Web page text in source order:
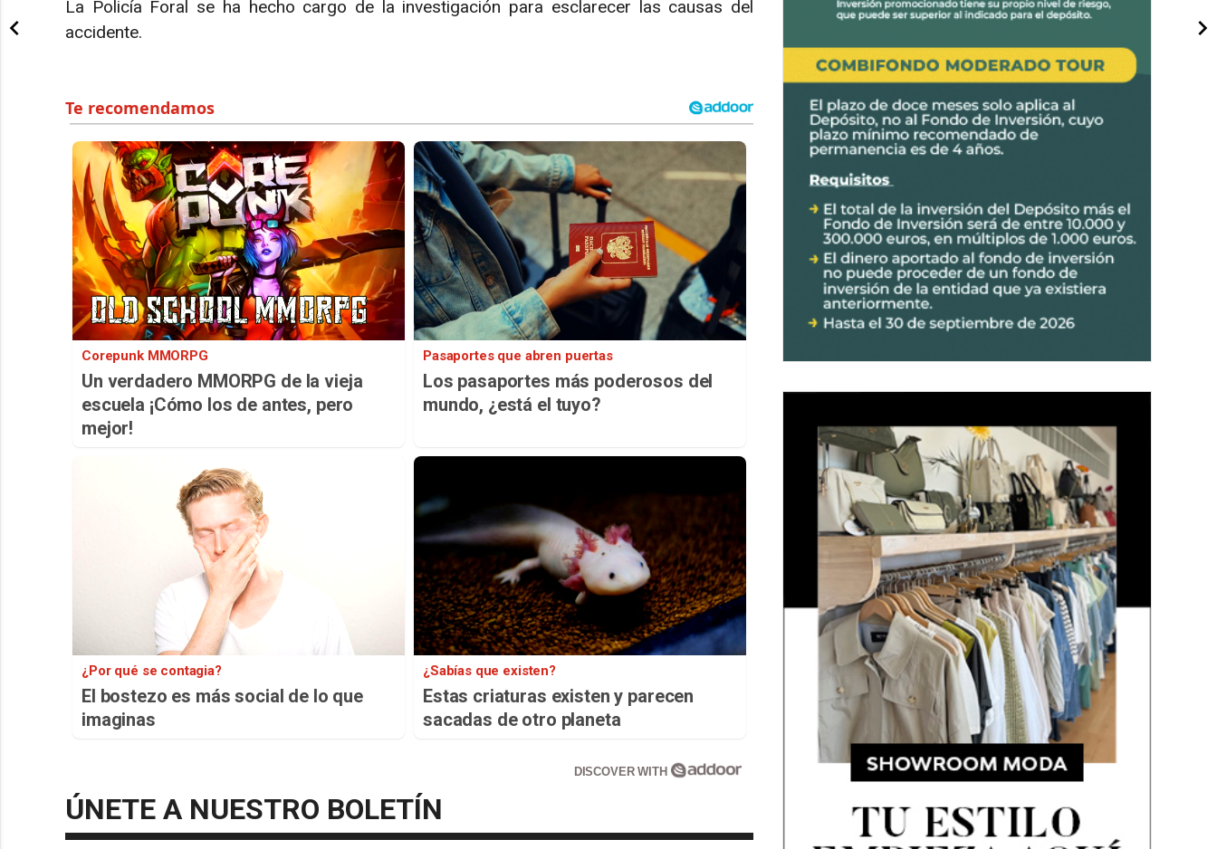
La Policía Foral se ha hecho cargo de la investigación para esclarecer las causas del
accidente.
Corepunk MMORPG
Un verdadero MMORPG de la vieja
escuela ¡Cómo los de antes, pero
mejor!
Pasaportes que abren puertas
Los pasaportes más poderosos del
mundo, ¿está el tuyo?
¿Por qué se contagia?
El bostezo es más social de lo que
imaginas
¿Sabías que existen?
Estas criaturas existen y parecen
sacadas de otro planeta
DISCOVER WITH
ÚNETE A NUESTRO BOLETÍN